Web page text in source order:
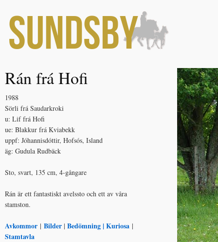
Rán frá Hofi
1988
Sörli frá Saudarkroki
u: Lif frá Hofi
ue: Blakkur frá Kviabekk
uppf: Jóhannisdóttir, Hofsós, Island
äg: Gudula Rudbäck
Sto, svart, 135 cm, 4-gångare
Rán är ett fantastiskt avelssto och ett av våra
stamston.
Avkommor | Bilder | Bedömning |Kuriosa |
Stamtavla